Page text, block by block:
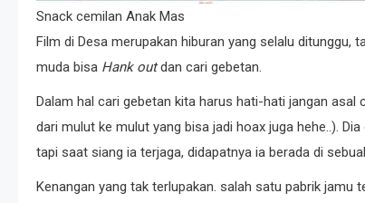
Snack cemilan Anak Mas
Film di Desa merupakan hiburan yang selalu ditunggu,
muda bisa Hank outdan cari gebetan.
Dalam hal cari gebetan kita harus hati-hati jangan
dari mulut ke mulut yang bisa jadi hoax juga hehe..).
tapi saat siang ia terjaga, didapatnya ia berada di
Kenangan yang tak terlupakan. salah satu pabrik